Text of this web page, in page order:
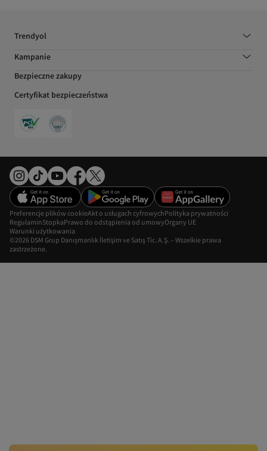
Trendyol
Kampanie
Bezpieczne zakupy
Certyfikat bezpieczeństwa
©2026 DSM Grup Danışmanlık İletişim ve Satış Tic. A.Ş. – Wszelkie prawa
zastrzeżone.
Preferencje plików cookieAkt o usługach cyfrowychPolityka prywatności
RegulaminStopkaPrawo do odstąpienia od umowyOrgany UE
Warunki użytkowania